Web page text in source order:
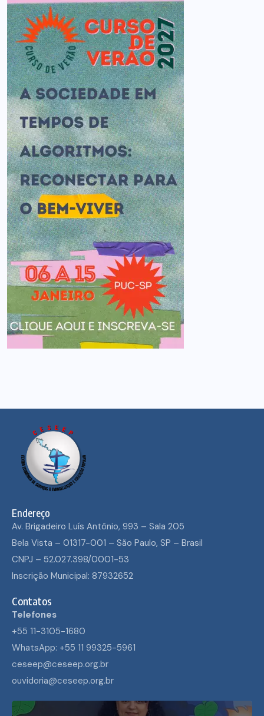
Endereço
Av. Brigadeiro Luís Antônio, 993 – Sala 205
Bela Vista – 01317-001 – São Paulo, SP – Brasil
CNPJ – 52.027.398/0001-53
Inscrição Municipal: 87932652
Contatos
Telefones
+55 11-3105-1680
WhatsApp: +55 11 99325-5961
ceseep@ceseep.org.br
ouvidoria@ceseep.org.br